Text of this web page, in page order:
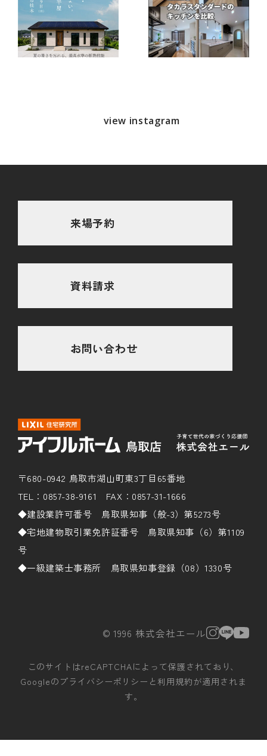
view instagram
来場予約
資料請求
お問い合わせ
〒680-0942 鳥取市湖山町東3丁目65番地
TEL：0857-38-9161 FAX：0857-31-1666
◆建設業許可番号 鳥取県知事（般-3）第5273号
◆宅地建物取引業免許証番号 鳥取県知事（6）第1109
号
◆一級建築士事務所 鳥取県知事登録（08）1330号
© 1996 株式会社エール
このサイトはreCAPTCHAによって保護されており、
Googleの プライバシーポリシー と利用規約が適用されま
す。